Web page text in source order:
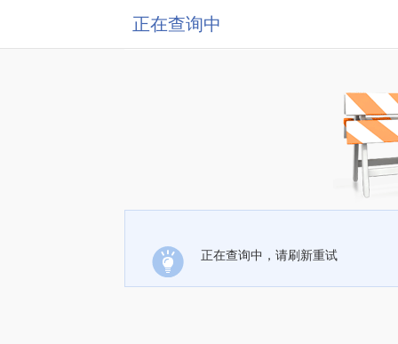
正在查询中
正在查询中，请刷新重试